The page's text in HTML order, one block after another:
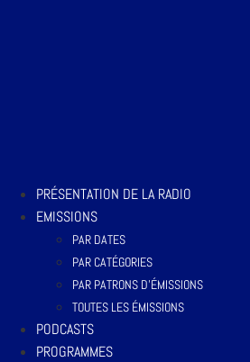
PRÉSENTATION DE LA RADIO
EMISSIONS
PAR DATES
PAR CATÉGORIES
PAR PATRONS D’ÉMISSIONS
TOUTES LES ÉMISSIONS
PODCASTS
PROGRAMMES